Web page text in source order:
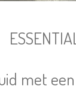
met